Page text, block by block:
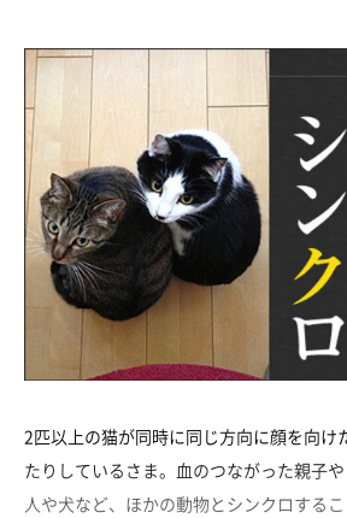
2匹以上の猫が同時に同じ方向に顔を向け
たりしているさま。血のつながった親子や
人や犬など、ほかの動物とシンクロするこ